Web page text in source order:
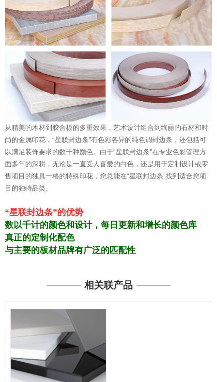
从精美的木材到胶合板的多重效果，艺术设计组合到绚丽的石材和时
尚的金属印花，“星联封边条”有色彩各异的纯色调封边条，还包括可
以满足装饰要求的数千种颜色。由于“星联封边条”在专业色彩管理方
面多年的深耕，无论是一直受人喜爱的白色，还是用于定制设计或零
售项目的独具一格的特殊印花，您总能在“星联封边条”找到适合您项
目的独特品类。
“星联封边条”的优势
数以千计的颜色和设计，每日更新和增长的颜色库
真正的定制化配色
与主要的板材品牌有广泛的匹配性
相关联产品